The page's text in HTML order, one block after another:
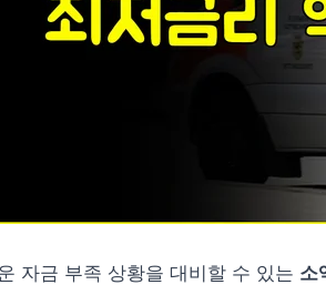
자금 부족 상황을 대비할 수 있는 소